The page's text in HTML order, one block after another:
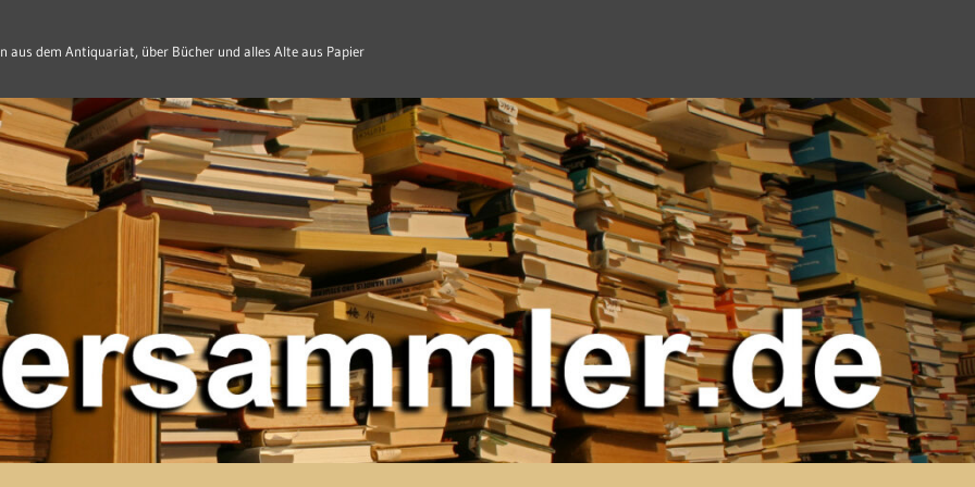
aus dem Antiquariat, über Bücher und alles Alte aus Papier